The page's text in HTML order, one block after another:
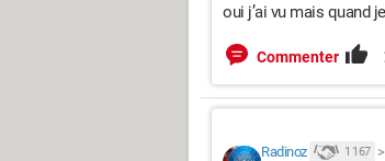
oui j’ai vu mais quand
Commenter
Radinoz 1 167 >